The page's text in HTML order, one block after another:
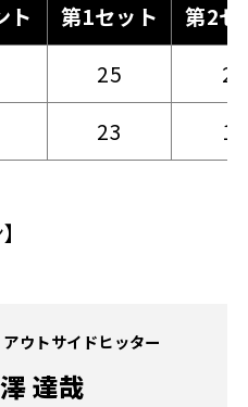
ト 第1セット
第2セ
25
25
23 19
アウトサイドヒッター
達哉